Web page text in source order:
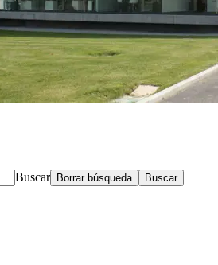
Buscar
Borrar búsqueda Buscar